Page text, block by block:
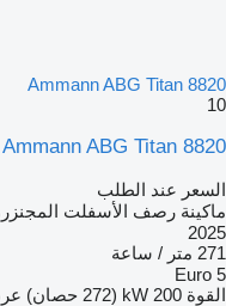
Ammann ABG Titan 8820
10
Ammann ABG Titan 8820
السعر عند الطلب
ماكينة رصف الأسفلت
2025
271 متر / ساعة
Euro 5
القوة 200 kW (272 حصان)